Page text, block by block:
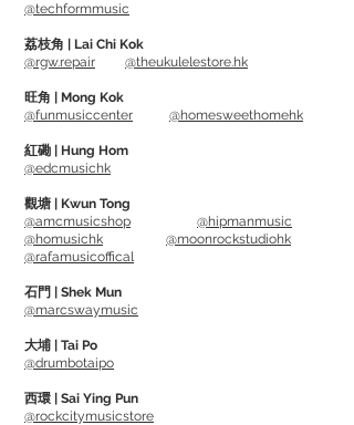
屏蔽
- 黃銅鍍金插頭
- 正在申請專利的 Cableworks 專有連接器
- TORIColor ID 環便於使用多條電纜時識
別
- 用於安全電線連接的卡盤式應力消除電纜
夾
- 附贈收納袋，方便整理
- 有限終身更換保固
/ Electric Drum Kit
The Headliner Series is Gator
using the highest performing, lowest
@techformmusic
荔枝角 | Lai Chi Kok
@rgw.repair
@theukulelestore.hk
旺角 | Mong Kok
@funmusiccenter
@homesweethomehk
紅磡 | Hung Hom
@edcmusichk
觀塘 | Kwun Tong
@amcmusicshop
@hipmanmusic
@homusichk
@moonrockstudiohk
@rafamusicoffical
石門 | Shek Mun
@marcswaymusic
大埔 | Tai Po
@drumbotaipo
西環 | Sai Ying Pun
@rockcitymusicstore